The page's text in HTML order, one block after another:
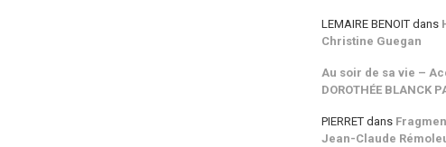
LEMAIRE BENOIT dans
Christine Guegan
Au soir de sa vie –
DOROTHÉE BLANCK
PIERRET dans
Jean-Claude